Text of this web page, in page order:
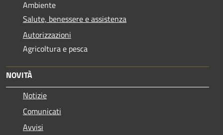
Ambiente
Salute, benessere e assistenza
Autorizzazioni
Agricoltura e pesca
NOVITÀ
Notizie
Comunicati
Avvisi